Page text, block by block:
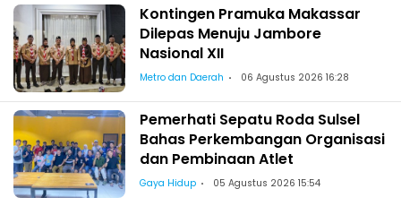
Kontingen Pramuka Makassar
Dilepas Menuju Jambore
Nasional XII
Metro dan Daerah 06 Agustus 2026 16:28
Pemerhati Sepatu Roda Sulsel
Bahas Perkembangan Organisasi
dan Pembinaan Atlet
Gaya Hidup 05 Agustus 2026 15:54